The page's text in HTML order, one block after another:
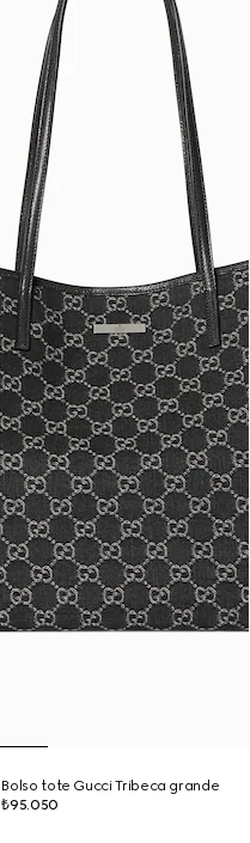
Bolso tote Gucci Tribeca grande
₺95.050